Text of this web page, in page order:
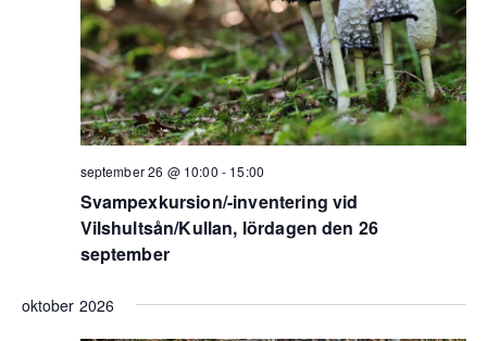
september 26 @ 10:00 - 15:00
Svampexkursion/-inventering vid
Vilshultsån/Kullan, lördagen den 26
september
oktober 2026